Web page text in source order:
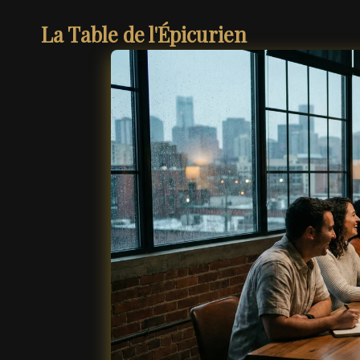
La Table de l'Épicurien